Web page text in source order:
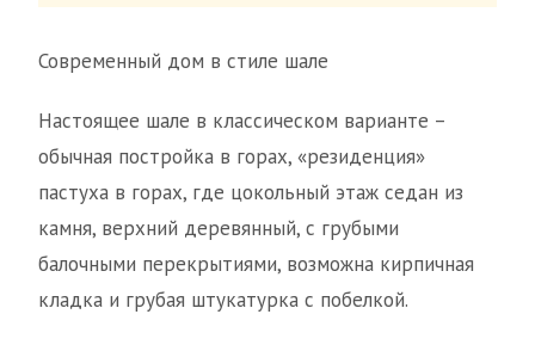
Современный дом в стиле шале
Настоящее шале в классическом варианте –
обычная постройка в горах, «резиденция»
пастуха в горах, где цокольный этаж седан из
камня, верхний деревянный, с грубыми
балочными перекрытиями, возможна кирпичная
кладка и грубая штукатурка с побелкой.